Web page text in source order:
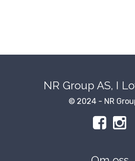
NR Group AS, I
© 2024 - NR